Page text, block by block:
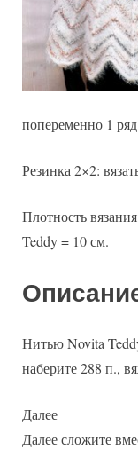
попеременно 1
Резинка 2×2:
Плотность
Teddy = 10 см.
Нитью Novita
наберите 288 п.,
Далее
Далее сложите